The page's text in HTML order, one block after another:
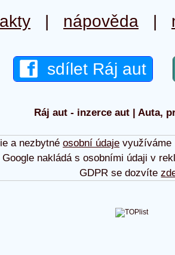
| nápověda |
sdílet Ráj aut
Ráj aut - inzerce aut | Auta,
a nezbytné osobní údajevyužíváme
nakládá s osobními údaji v
GDPR se dozvíte